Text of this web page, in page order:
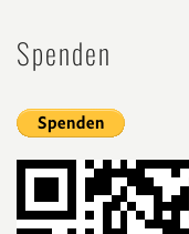
Spenden